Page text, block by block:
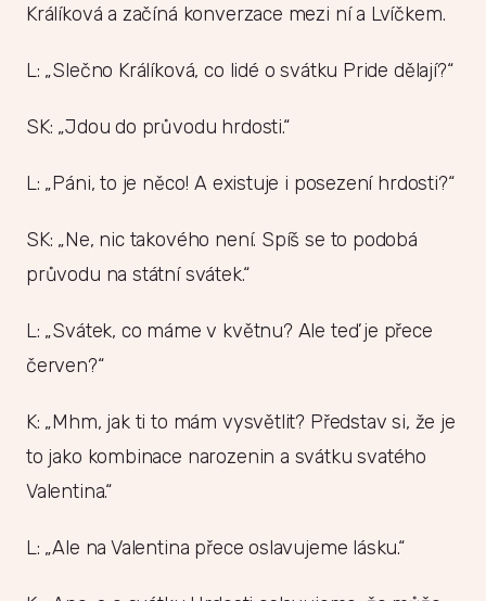
Králíková a začíná konverzace mezi ní a Lvíčkem.
L: „Slečno Králíková, co lidé o svátku Pride dělají?“
SK: „Jdou do průvodu hrdosti.“
L: „Páni, to je něco! A existuje i posezení hrdosti?“
SK: „Ne, nic takového není. Spíš se to podobá
průvodu na státní svátek.“
L: „Svátek, co máme v květnu? Ale teď je přece
červen?“
K: „Mhm, jak ti to mám vysvětlit? Představ si, že je
to jako kombinace narozenin a svátku svatého
Valentina.“
L: „Ale na Valentina přece oslavujeme lásku.“